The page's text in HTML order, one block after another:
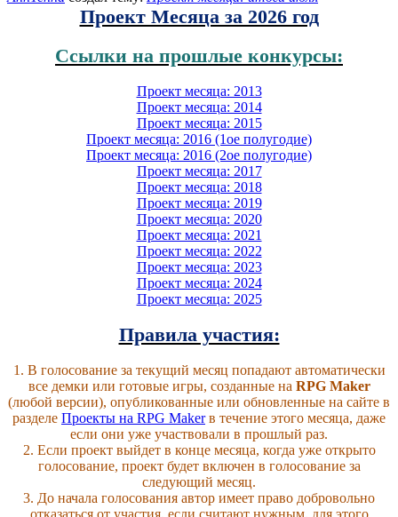
Проект Месяца за 2026 год
Ссылки на прошлые конкурсы:
Проект месяца: 2013
Проект месяца: 2014
Проект месяца: 2015
Проект месяца: 2016 (1ое полугодие)
Проект месяца: 2016 (2ое полугодие)
Проект месяца: 2017
Проект месяца: 2018
Проект месяца: 2019
Проект месяца: 2020
Проект месяца: 2021
Проект месяца: 2022
Проект месяца: 2023
Проект месяца: 2024
Проект месяца: 2025
Правила участия:
1. В голосование за текущий месяц попадают автоматически
все демки или готовые игры, созданные на RPG Maker
(любой версии), опубликованные или обновленные на сайте в
разделе Проекты на RPG Makerв течение этого месяца, даже
если они уже участвовали в прошлый раз.
2. Если проект выйдет в конце месяца, когда уже открыто
голосование, проект будет включен в голосование за
следующий месяц.
3. До начала голосования автор имеет право добровольно
отказаться от участия, если считают нужным, для этого